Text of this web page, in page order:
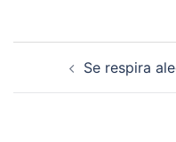
Se respira